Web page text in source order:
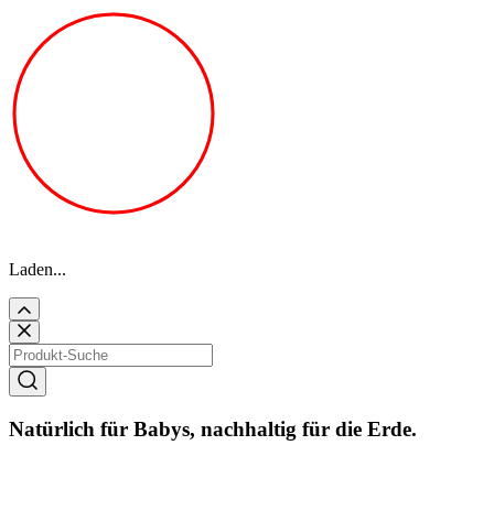
Laden...
Natürlich für Babys, nachhaltig für die Erde.